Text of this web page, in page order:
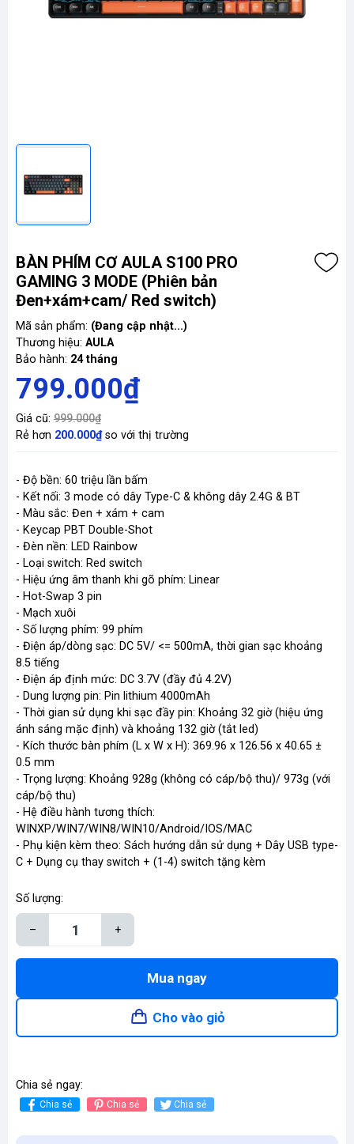
BÀN PHÍM CƠ AULA S100 PRO
GAMING 3 MODE (Phiên bản
Đen+xám+cam/ Red switch)
Mã sản phẩm: (Đang cập nhật...)
Thương hiệu: AULA
Bảo hành: 24 tháng
799.000₫
Giá cũ: 999.000₫
Rẻ hơn 200.000₫so với thị trường
- Độ bền: 60 triệu lần bấm
- Kết nối: 3 mode có dây Type-C & không dây 2.4G & BT
- Màu sắc: Đen + xám + cam
- Keycap PBT Double-Shot
- Đèn nền: LED Rainbow
- Loại switch: Red switch
- Hiệu ứng âm thanh khi gõ phím: Linear
- Hot-Swap 3 pin
- Mạch xuôi
- Số lượng phím: 99 phím
- Điện áp/dòng sạc: DC 5V/ <= 500mA, thời gian sạc khoảng
8.5 tiếng
- Điện áp định mức: DC 3.7V (đầy đủ 4.2V)
- Dung lượng pin: Pin lithium 4000mAh
- Thời gian sử dụng khi sạc đầy pin: Khoảng 32 giờ (hiệu ứng
ánh sáng mặc định) và khoảng 132 giờ (tắt led)
- Kích thước bàn phím (L x W x H): 369.96 x 126.56 x 40.65 ±
0.5 mm
- Trọng lượng: Khoảng 928g (không có cáp/bộ thu)/ 973g (với
cáp/bộ thu)
- Hệ điều hành tương thích:
WINXP/WIN7/WIN8/WIN10/Android/IOS/MAC
- Phụ kiện kèm theo: Sách hướng dẫn sử dụng + Dây USB type-
C + Dụng cụ thay switch + (1-4) switch tặng kèm
Số lượng:
– +
Mua ngay
Cho vào giỏ
Chia sẻ ngay:
Chia sẻ Chia sẻ Chia sẻ